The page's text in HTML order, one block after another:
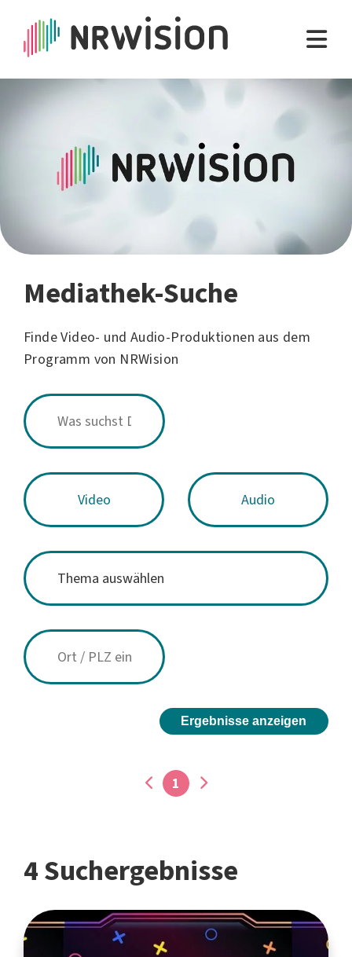
Mediathek-Suche
Finde Video- und Audio-Produktionen aus dem
Programm von NRWision
Video Audio
Ergebnisse anzeigen
1
4 Suchergebnisse